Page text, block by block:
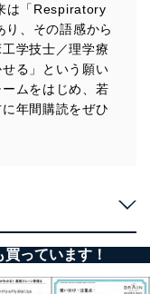
トレーニング効果の検討
山田龍男
は「Respiratory
、その語感から
学技士／理学療
る」という願い
ムをはじめ、若
年間購読をぜひ
っています！